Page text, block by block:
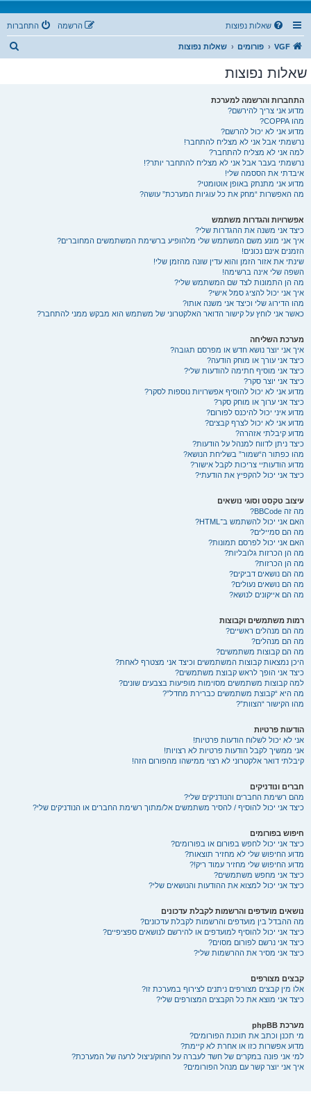
שאלות נפוצות התחברות הרשמה
VGF פורומים שאלות נפוצות
שאלות נפוצות
התחברות והרשמה למערכת
מדוע אני צריך להירשם?
מהו COPPA?
מדוע אני לא יכול להרשם?
נרשמתי אבל אני לא מצליח להתחבר!
למה אני לא מצליח להתחבר?
נרשמתי בעבר אבל אני לא מצליח להתחבר יותר?!
איבדתי את הססמה שלי!
מדוע אני מתנתק באופן אוטומטי?
מה האפשרות “מחק את כל עוגיות המערכת” עושה?
אפשרויות והגדרות משתמש
כיצד אני משנה את ההגדרות שלי?
איך אני מונע משם המשתמש שלי מלהופיע ברשימת המשתמשים המחוברים?
הזמנים אינם נכונים!
שינתי את אזור הזמן והוא עדין שונה מהזמן שלי!
השפה שלי אינה ברשימה!
מה הן התמונות לצד שם המשתמש שלי?
איך אני יכול להציג סמל אישי?
מהו הדירוג שלי וכיצד אני משנה אותו?
כאשר אני לוחץ על קישור הדואר האלקטרוני של משתמש הוא מבקש ממני להתחבר?
מערכת השליחה
איך אני יוצר נושא חדש או מפרסם תגובה?
כיצד אני עורך או מוחק הודעה?
כיצד אני מוסיף חתימה להודעות שלי?
כיצד אני יוצר סקר?
מדוע אני לא יכול להוסיף אפשרויות נוספות לסקר?
כיצד אני ערוך או מוחק סקר?
מדוע איני יכול להיכנס לפורום?
מדוע אני לא יכול לצרף קבצים?
מדוע קיבלתי אזהרה?
כיצד ניתן לדווח למנהל על הודעות?
מהו כפתור ה“שמור” בשליחת הנושא?
מדוע הודעותיי צריכות לקבל אישור?
כיצד אני יכול להקפיץ את הודעתי?
עיצוב טקסט וסוגי נושאים
מה זה BBCode?
האם אני יכול להשתמש ב־HTML?
מה הם סמיילים?
האם אני יכול לפרסם תמונות?
מה הן הכרזות גלובליות?
מה הן הכרזות?
מה הם נושאים דביקים?
מה הם נושאים נעולים?
מה הם אייקונים לנושא?
רמות משתמשים וקבוצות
מה הם מנהלים ראשיים?
מה הם מנהלים?
מה הם קבוצות משתמשים?
היכן נמצאות קבוצות המשתמשים וכיצד אני מצטרף לאחת?
כיצד אני הופך לראש קבוצת משתמשים?
למה קבוצות משתמשים מסוימות מופיעות בצבעים שונים?
מה היא “קבוצת משתמשים כברירת מחדל”?
מהו הקישור “הצוות”?
הודעות פרטיות
אני לא יכול לשלוח הודעות פרטיות!
אני ממשיך לקבל הודעות פרטיות לא רצויות!
קיבלתי דואר אלקטרוני לא רצוי ממישהו מהפורום הזה!
חברים ונודניקים
מהם רשימת החברים והנודניקים שלי?
כיצד אני יכול להוסיף / להסיר משתמשים אל/מתוך רשימת החברים או הנודניקים שלי?
חיפוש בפורומים
כיצד אני יכול לחפש בפורום או בפורומים?
מדוע החיפוש שלי לא מחזיר תוצאות?
מדוע החיפוש שלי מחזיר עמוד ריק!?
כיצד אני מחפש משתמשים?
כיצד אני יכול למצוא את ההודעות והנושאים שלי?
נושאים מועדפים והרשמות לקבלת עדכונים
מה ההבדל בין מועדפים והרשמות לקבלת עדכונים?
כיצד אני יכול להוסיף למועדפים או להירשם לנושאים ספציפיים?
כיצד אני נרשם לפורום מסוים?
כיצד אני מסיר את ההרשמות שלי?
קבצים מצורפים
אלו מין קבצים מצורפים ניתנים לצירוף במערכת זו?
כיצד אני מוצא את כל הקבצים המצורפים שלי?
מערכת phpBB
מי תכנן וכתב את תוכנת הפורומים?
מדוע אפשרות כזו או אחרת לא קיימת?
למי אני פונה במקרים של חשד לעברה על החוק/ניצול לרעה של המערכת?
איך אני יוצר קשר עם מנהל הפורומים?